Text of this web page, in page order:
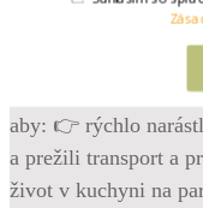
mesiace. A potom
dňoch hynú. Ale
doma. Väčšina
aby: 👉 rýchlo
a prežili transport a
život v kuchyni na